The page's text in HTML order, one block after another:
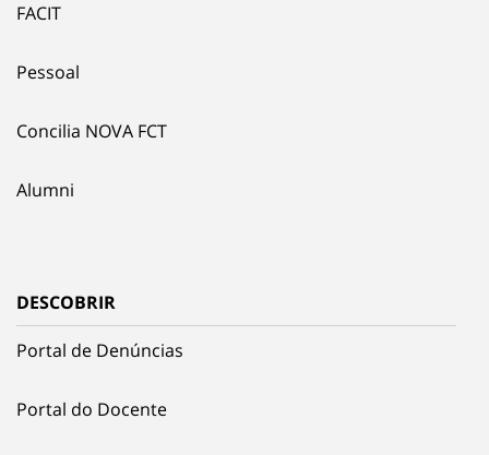
FACIT
Pessoal
Concilia NOVA FCT
Alumni
DESCOBRIR
Portal de Denúncias
Portal do Docente